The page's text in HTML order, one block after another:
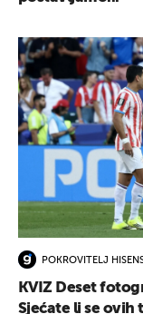
POKROVITELJ
KVIZ Deset
Sjećate li se ovih